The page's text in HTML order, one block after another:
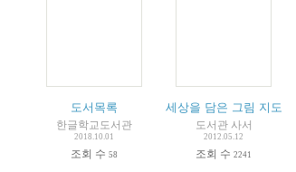
도서목록
한글학교도서관
2018.10.01
조회 수 58
세상을 담은 그림 지도
도서관 사서
2012.05.12
조회 수 2241